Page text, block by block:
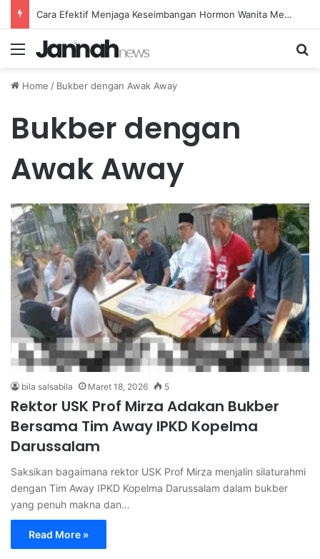
Cara Efektif Menjaga Keseimbangan Hormon Wanita Menjelang Menopause
Menu
Home / Bukber dengan Awak Away
Bukber dengan
Awak Away
bila salsabila Maret 18, 2026 5
Rektor USK Prof Mirza Adakan Bukber
Bersama Tim Away IPKD Kopelma
Darussalam
Saksikan bagaimana rektor USK Prof Mirza menjalin silaturahmi
dengan Tim Away IPKD Kopelma Darussalam dalam bukber
yang penuh makna dan…
Read More »